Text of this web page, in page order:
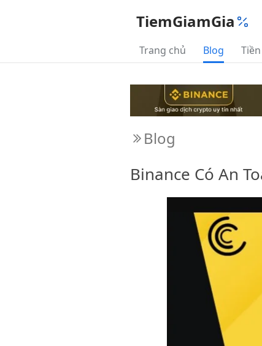
TiemGiamGia
Trang chủ Blog
Blog
Binance Có An